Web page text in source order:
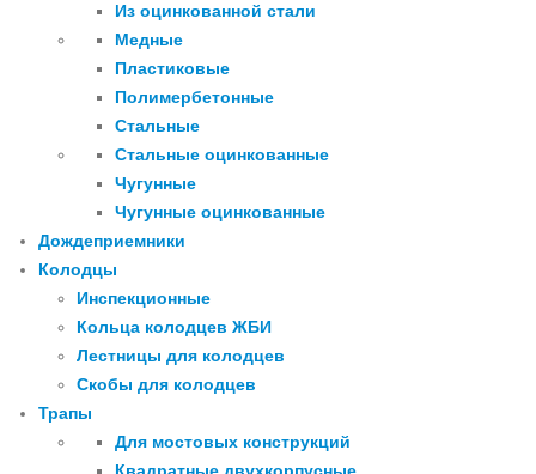
Из оцинкованной стали
Медные
Пластиковые
Полимербетонные
Стальные
Стальные оцинкованные
Чугунные
Чугунные оцинкованные
Дождеприемники
Колодцы
Инспекционные
Кольца колодцев ЖБИ
Лестницы для колодцев
Скобы для колодцев
Трапы
Для мостовых конструкций